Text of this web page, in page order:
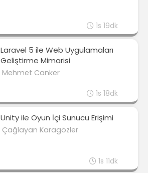
1s 19dk
Laravel 5 ile Web Uygulamaları
Geliştirme Mimarisi
Mehmet Canker
1s 18dk
Unity ile Oyun İçi Sunucu Erişimi
Çağlayan Karagözler
1s 11dk